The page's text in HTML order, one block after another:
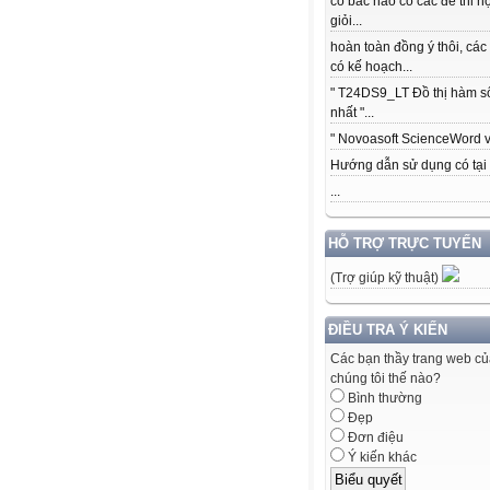
giỏi...
hoàn toàn đồng ý thôi, các
có kế hoạch...
" T24DS9_LT Đồ thị hàm
nhất "...
" Novoasoft ScienceWord
Hướng dẫn sử dụng có tại
...
HỖ TRỢ TRỰC TUYẾN
(Trợ giúp kỹ thuật)
ĐIỀU TRA Ý KIẾN
Các bạn thầy trang web
chúng tôi thế nào?
Bình thường
Đẹp
Đơn điệu
Ý kiến khác